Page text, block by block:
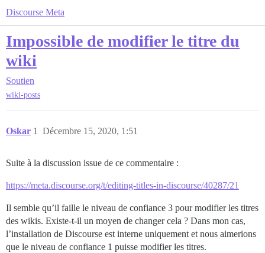
Discourse Meta
Impossible de modifier le titre du
wiki
Soutien
wiki-posts
Oskar Décembre 15, 2020, 1:51
1
Suite à la discussion issue de ce commentaire :
https://meta.discourse.org/t/editing-titles-in-discourse/40287/21
Il semble qu’il faille le niveau de confiance 3 pour modifier les titres
des wikis. Existe-t-il un moyen de changer cela ? Dans mon cas,
l’installation de Discourse est interne uniquement et nous aimerions
que le niveau de confiance 1 puisse modifier les titres.